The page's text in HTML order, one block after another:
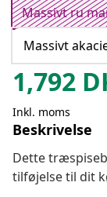
Massivt ru
Massivt
1,792
Inkl. moms
Beskrivelse
Dette
tilføjelse til dit